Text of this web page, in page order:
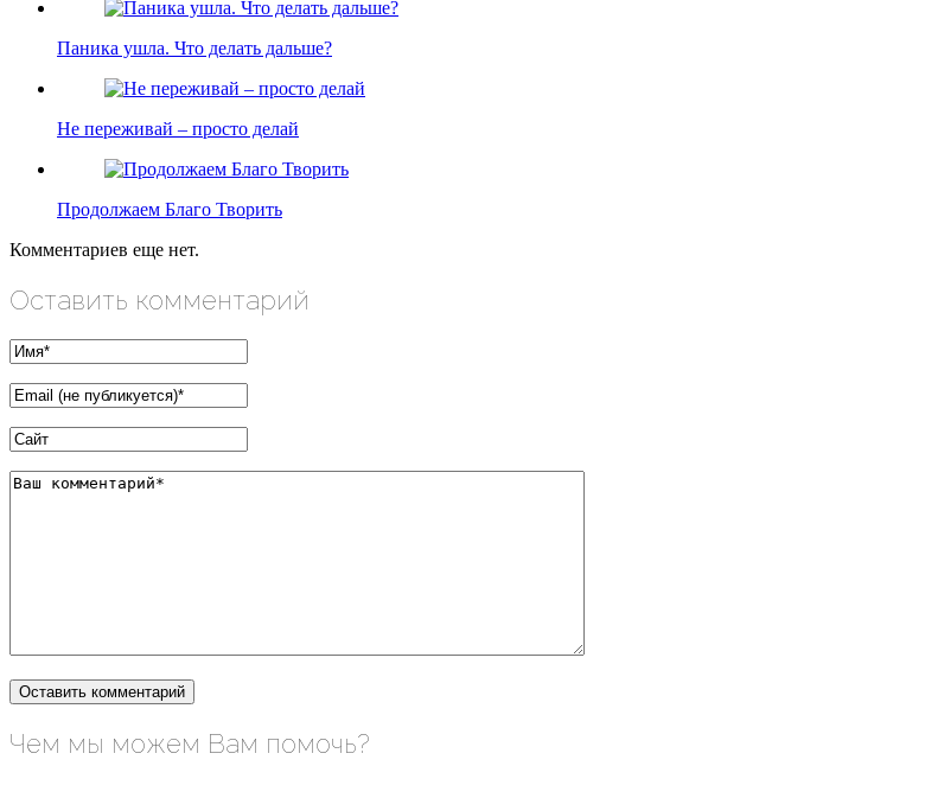
Паника ушла. Что делать дальше?
Не переживай – просто делай
Продолжаем Благо Творить
Комментариев еще нет.
Оставить комментарий
Чем мы можем Вам помочь?